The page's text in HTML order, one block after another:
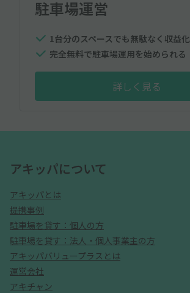
駐車場運営
1台分のスペースでも無駄なく収益化
完全無料で駐車場運用を始められる
詳しく見る
アキッパについて
アキッパとは
提携事例
駐車場を貸す：個人の方
駐車場を貸す：法人・個人事業主の方
アキッパバリュープラスとは
運営会社
アキチャン